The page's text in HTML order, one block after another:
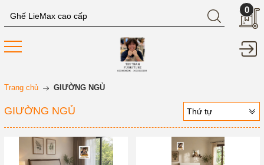
0
Trang chủ GIƯỜNG NGỦ
GIƯỜNG NGỦ Thứ tự